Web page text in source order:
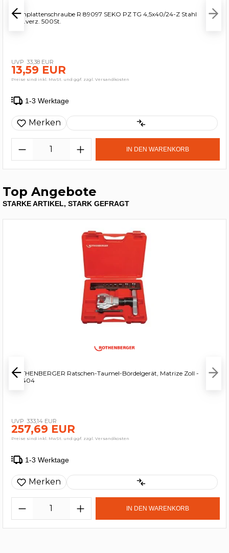
Spanplattenschraube R 89097 SEKO PZ TG 4,5x40/24-Z Stahl
galv.verz. 500St.
33,38 EUR
13,59 EUR
Preise sind inkl. MwSt. und ggf. zzgl. Versandkosten
1-3 Werktage
Merken
IN DEN WARENKORB
Top Angebote
STARKE ARTIKEL, STARK GEFRAGT
ROTHENBERGER Ratschen-Taumel-Bördelgerät, Matrize Zoll -
222404
333,14 EUR
257,69 EUR
Preise sind inkl. MwSt. und ggf. zzgl. Versandkosten
1-3 Werktage
Merken
IN DEN WARENKORB